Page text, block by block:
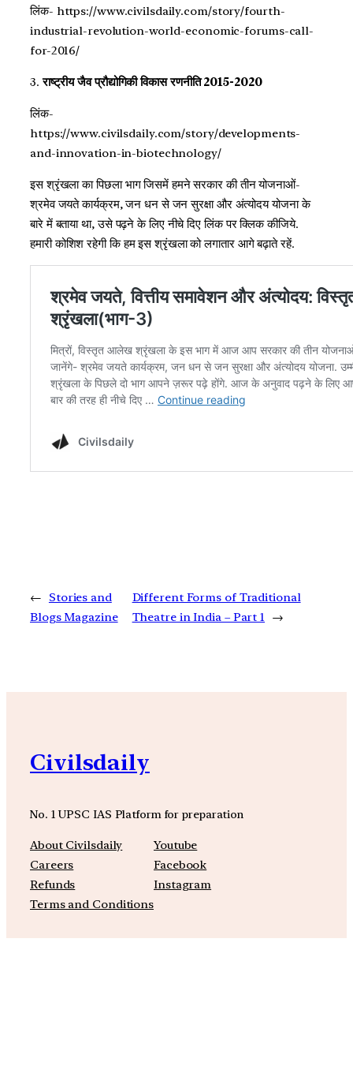
लिंक- https://www.civilsdaily.com/story/fourth-
industrial-revolution-world-economic-forums-call-
for-2016/
3.राष्ट्रीय जैव प्रौद्योगिकी विकास रणनीति 2015-2020
लिंक-
https://www.civilsdaily.com/story/developments-
and-innovation-in-biotechnology/
इस श्रृंखला का पिछला भाग जिसमें हमने सरकार की तीन योजनाओं-
श्रमेव जयते कार्यक्रम, जन धन से जन सुरक्षा और अंत्योदय योजना के
बारे में बताया था, उसे पढ़ने के लिए नीचे दिए लिंक पर क्लिक कीजिये.
हमारी कोशिश रहेगी कि हम इस श्रृंखला को लगातार आगे बढ़ाते रहें.
←
Stories and
Blogs Magazine
Different Forms of Traditional
Theatre in India – Part 1
→
Civilsdaily
No. 1 UPSC IAS Platform for preparation
About Civilsdaily
Careers
Refunds
Terms and Conditions
Youtube
Facebook
Instagram